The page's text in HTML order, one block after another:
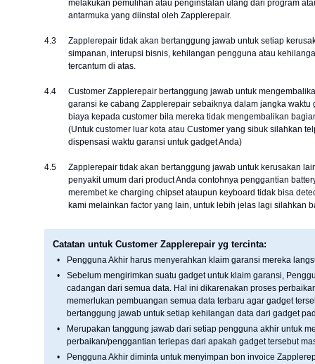
melakukan pemulihan atau penginstalan ulang dari program
antarmuka yang diinstal oleh Zapplerepair.
4.3
Zapplerepair tidak akan bertanggung jawab untuk setiap
simpanan, interupsi bisnis, kehilangan pengguna atau
tercantum di atas.
4.4
Customer Zapplerepair bertanggung jawab untuk
garansi ke cabang Zapplerepair sebaiknya dalam jangka
biaya kepada customer bila mereka tidak mengembalikan
(Untuk customer luar kota atau Customer yang sibuk silahkan
dispensasi waktu garansi untuk gadget Anda)
4.5
Zapplerepair tidak akan bertanggung jawab untuk kerusakan
penyakit umum dari product Anda contohnya penggantian
merembet ke charging chipset ataupun keyboard tidak bisa
kami melainkan factor yang lain, untuk lebih jelas lagi silahkan
Catatan untuk Customer Zapplerepair yg tercinta:
•
Pengguna Akhir harus menyerahkan klaim garansi mereka
•
Sebelum mengirimkan suatu gadget untuk klaim garansi,
cadangan dari semua data. Hal ini dikarenakan proses
memerlukan pembuangan semua data terbaru agar gadget
bertanggung jawab untuk setiap kehilangan data dari gadget
•
Merupakan tanggung jawab dari setiap pengguna akhir untuk
perbaikan/penggantian terlepas dari apakah gadget tersebut
•
Pengguna Akhir diminta untuk menyimpan bon invoice